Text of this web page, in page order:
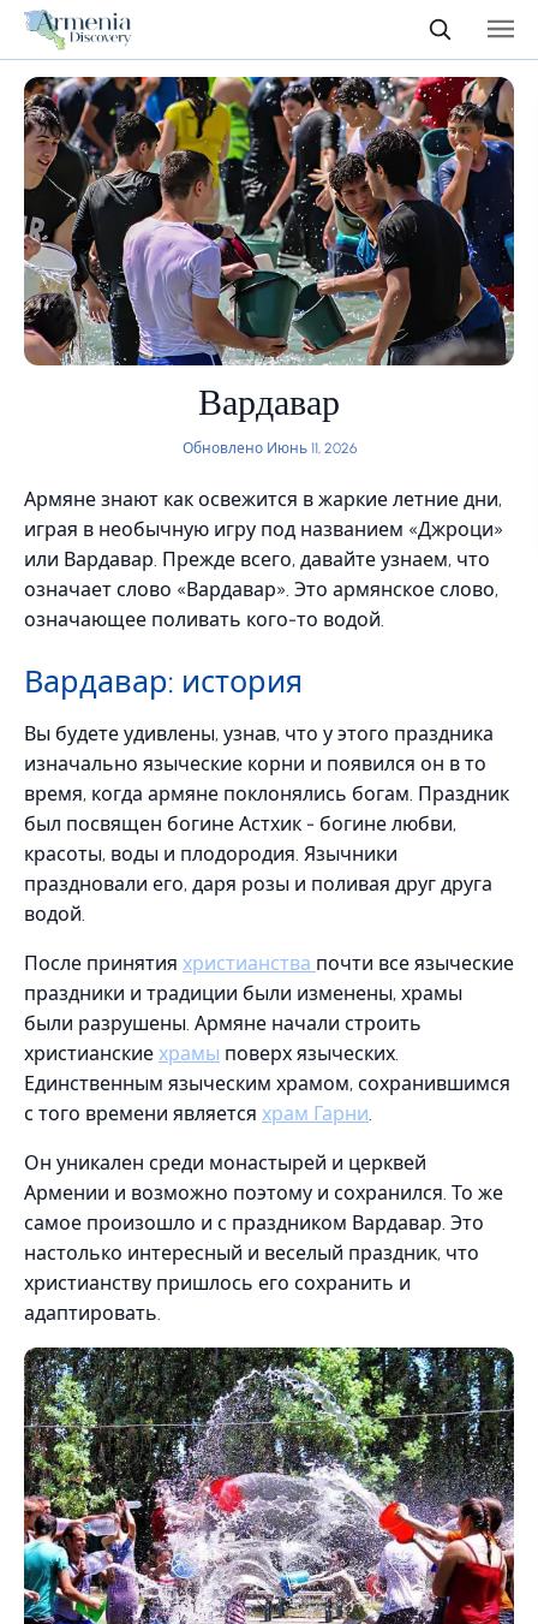
Вардавар
Обновлено Июнь 11, 2026
Армяне знают как освежится в жаркие летние дни,
играя в необычную игру под названием «Джроци»
или Вардавар. Прежде всего, давайте узнаем, что
означает слово «Вардавар». Это армянское слово,
означающее поливать кого-то водой.
Вардавар: история
Вы будете удивлены, узнав, что у этого праздника
изначально языческие корни и появился он в то
время, когда армяне поклонялись богам. Праздник
был посвящен богине Астхик - богине любви,
красоты, воды и плодородия. Язычники
праздновали его, даря розы и поливая друг друга
водой.
После принятия христианства почти все языческие
праздники и традиции были изменены, храмы
были разрушены. Армяне начали строить
христианские храмы поверх языческих.
Единственным языческим храмом, сохранившимся
с того времени является храм Гарни.
Он уникален среди монастырей и церквей
Армении и возможно поэтому и сохранился. То же
самое произошло и с праздником Вардавар. Это
настолько интересный и веселый праздник, что
христианству пришлось его сохранить и
адаптировать.